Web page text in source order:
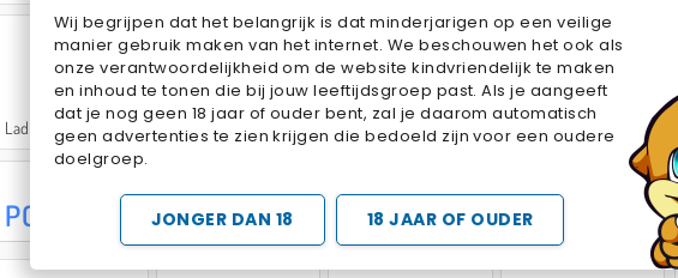
Wij begrijpen dat het belangrijk is dat minderjarigen op een veilige
manier gebruik maken van het internet. We beschouwen het ook als
onze verantwoordelijkheid om de website kindvriendelijk te maken
en inhoud te tonen die bij jouw leeftijdsgroep past. Als je aangeeft
dat je nog geen 18 jaar of ouder bent, zal je daarom automatisch
geen advertenties te zien krijgen die bedoeld zijn voor een oudere
doelgroep.
JONGER DAN 18 18 JAAR OF OUDER
Lady Popular Cake Merge 2 Marble Sort
POPULAIRE SPELLETJES